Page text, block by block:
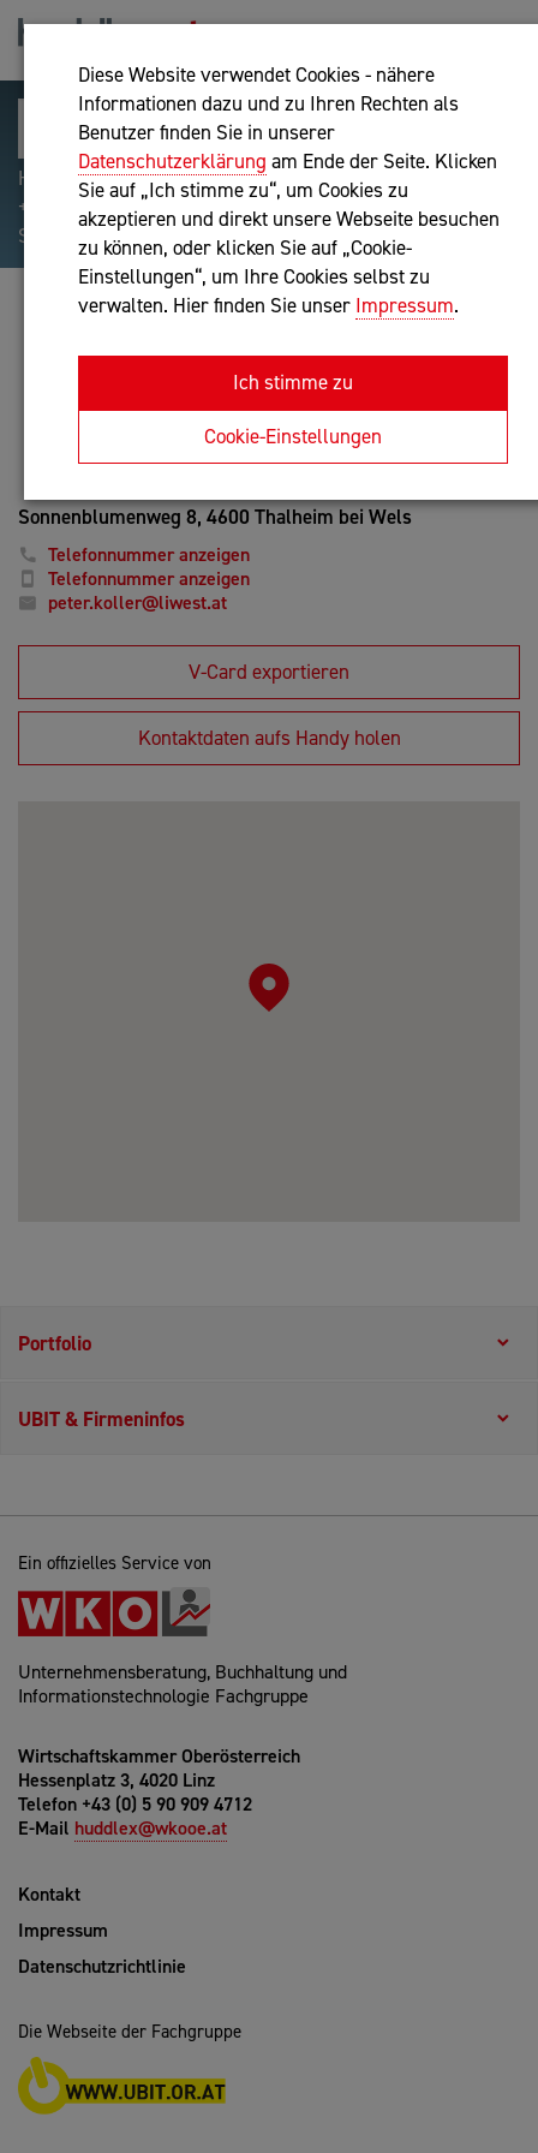
Diese Website verwendet Cookies - nähere
Informationen dazu und zu Ihren Rechten als
Benutzer finden Sie in unserer
Datenschutzerklärung am Ende der Seite. Klicken
Sie auf „Ich stimme zu“, um Cookies zu
akzeptieren und direkt unsere Webseite besuchen
zu können, oder klicken Sie auf „Cookie-
Einstellungen“, um Ihre Cookies selbst zu
verwalten. Hier finden Sie unser Impressum.
Ich stimme zu
Cookie-Einstellungen
Hilfreiche Suchparameter: Begriff einschließen:
+webshop, Begriff ausschließen: -webshop, Exakter
Suchbegriff: "internet of things"
IMMOTREUHAND DR. KOLLER E.U.
Unternehmensberatung
Anfrage oder Rückruf
Sonnenblumenweg 8, 4600 Thalheim bei Wels
Telefonnummer anzeigen
Telefonnummer anzeigen
peter.koller@liwest.at
V-Card exportieren
Kontaktdaten aufs Handy holen
Portfolio
UBIT & Firmeninfos
Ein offizielles Service von
Unternehmensberatung, Buchhaltung und
Informationstechnologie Fachgruppe
Wirtschaftskammer Oberösterreich
Hessenplatz 3, 4020 Linz
Telefon +43 (0) 5 90 909 4712
E-Mail huddlex@wkooe.at
Kontakt
Impressum
Datenschutzrichtlinie
Die Webseite der Fachgruppe